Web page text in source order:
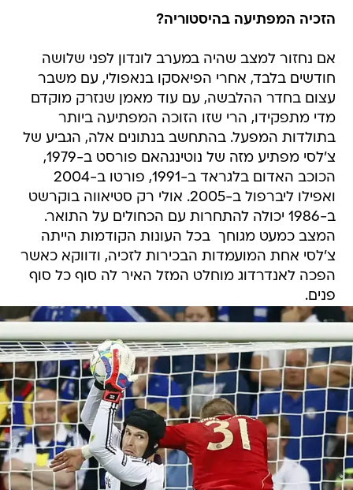
הזכיה המפתיעה בהיסטוריה?
אם נחזור למצב שהיה במערב לונדון לפני שלושה
חודשים בלבד, אחרי הפיאסקו בנאפולי, עם משבר
עצום בחדר ההלבשה, עם עוד מאמן שנזרק מוקדם
מדי מתפקידו, הרי שזו הזוכה המפתיעה ביותר
בתולדות המפעל. בהתחשב בנתונים אלה, הגביע של
צ'לסי מפתיע מזה של נוטינגהאם פורסט ב-1979,
הכוכב האדום בלגראד ב-1991, פורטו ב-2004
ואפילו ליברפול ב-2005. אולי רק סטיאווה בוקרשט
ב-1986 יכולה להתחרות עם הכחולים על התואר.
המצב כמעט מגוחך  בכל העונות הקודמות הייתה
צ'לסי אחת המועמדות הבכירות לזכיה, ודווקא כאשר
הפכה לאנדרדוג מוחלט המזל האיר לה סוף כל סוף
פנים.